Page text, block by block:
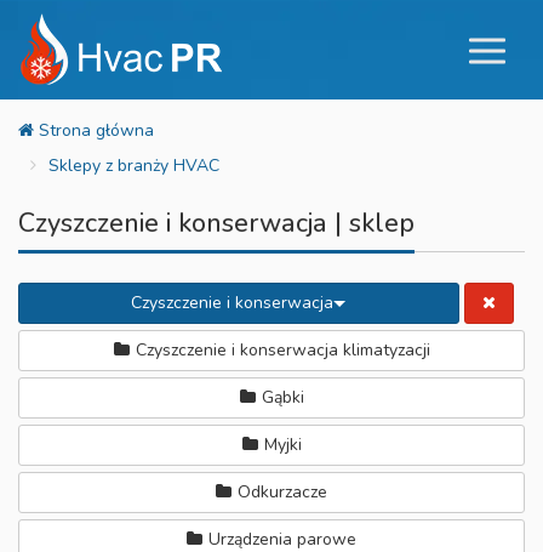
Sklepy z branży HVAC
Czyszczenie i konserwacja | sklep
Czyszczenie i konserwacja
Czyszczenie i konserwacja klimatyzacji
Gąbki
Myjki
Odkurzacze
Urządzenia parowe